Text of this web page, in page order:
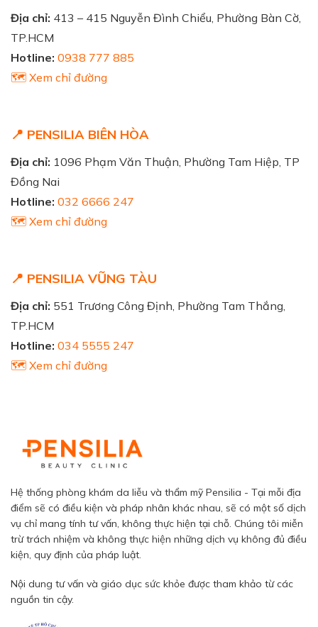
Địa chỉ: 413 – 415 Nguyễn Đình Chiểu, Phường Bàn Cờ,
TP.HCM
Hotline: 0938 777 885
🗺️ Xem chỉ đường
📍 PENSILIA BIÊN HÒA
Địa chỉ: 1096 Phạm Văn Thuận, Phường Tam Hiệp, TP
Đồng Nai
Hotline: 032 6666 247
🗺️ Xem chỉ đường
📍 PENSILIA VŨNG TÀU
Địa chỉ: 551 Trương Công Định, Phường Tam Thắng,
TP.HCM
Hotline: 034 5555 247
🗺️ Xem chỉ đường
Hệ thống phòng khám da liễu và thẩm mỹ Pensilia - Tại mỗi địa
điểm sẽ có điều kiện và pháp nhân khác nhau, sẽ có một số dịch
vụ chỉ mang tính tư vấn, không thực hiện tại chỗ. Chúng tôi miễn
trừ trách nhiệm và không thực hiện những dịch vụ không đủ điều
kiện, quy định của pháp luật.
Nội dung tư vấn và giáo dục sức khỏe được tham khảo từ các
nguồn tin cậy.